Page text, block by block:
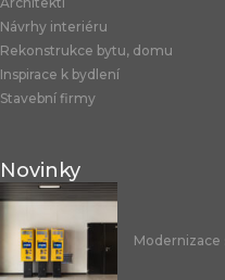
Návrhy interiéru
Rekonstrukce bytu, domu
Inspirace k bydlení
Stavební firmy
Novinky
Modernizace